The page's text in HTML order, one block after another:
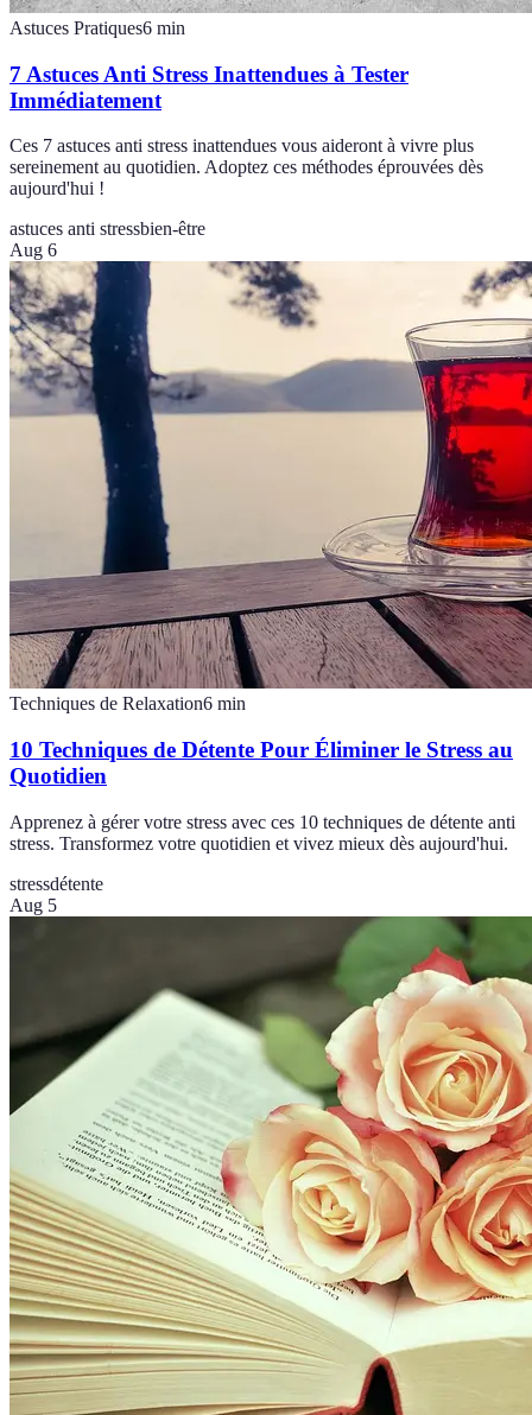
Astuces Pratiques6 min
7 Astuces Anti Stress Inattendues à Tester
Immédiatement
Ces 7 astuces anti stress inattendues vous aideront à vivre plus
sereinement au quotidien. Adoptez ces méthodes éprouvées dès
aujourd'hui !
astuces anti stressbien-être
Aug 6
Techniques de Relaxation6 min
10 Techniques de Détente Pour Éliminer le Stress au
Quotidien
Apprenez à gérer votre stress avec ces 10 techniques de détente anti
stress. Transformez votre quotidien et vivez mieux dès aujourd'hui.
stressdétente
Aug 5